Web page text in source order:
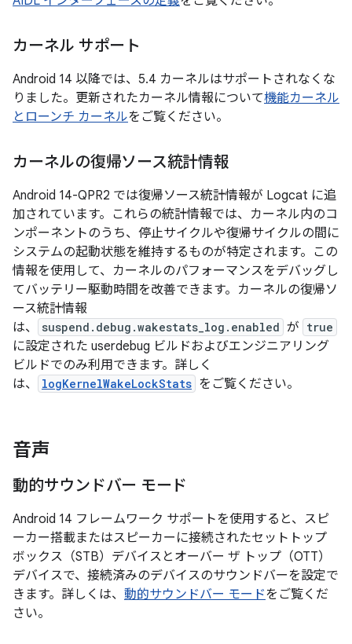
カーネル サポート
Android 14 以降では、5.4 カーネルはサポートされなくな
りました。更新されたカーネル情報について機能カーネル
とローンチ カーネルをご覧ください。
カーネルの復帰ソース統計情報
Android 14-QPR2 では復帰ソース統計情報が Logcat に追
加されています。これらの統計情報では、カーネル内のコ
ンポーネントのうち、停止サイクルや復帰サイクルの間に
システムの起動状態を維持するものが特定されます。この
情報を使用して、カーネルのパフォーマンスをデバッグし
てバッテリー駆動時間を改善できます。カーネルの復帰ソ
ース統計情報
は、
suspend.debug.wakestats_log.enabled が true
に設定された userdebug ビルドおよびエンジニアリング
ビルドでのみ利用できます。詳しく
は、
logKernelWakeLockStats をご覧ください。
音声
動的サウンドバー モード
Android 14 フレームワーク サポートを使用すると、スピ
ーカー搭載またはスピーカーに接続されたセットトップ
ボックス（STB）デバイスとオーバー ザ トップ（OTT）
デバイスで、接続済みのデバイスのサウンドバーを設定で
きます。詳しくは、 動的サウンドバー モードをご覧くだ
さい。